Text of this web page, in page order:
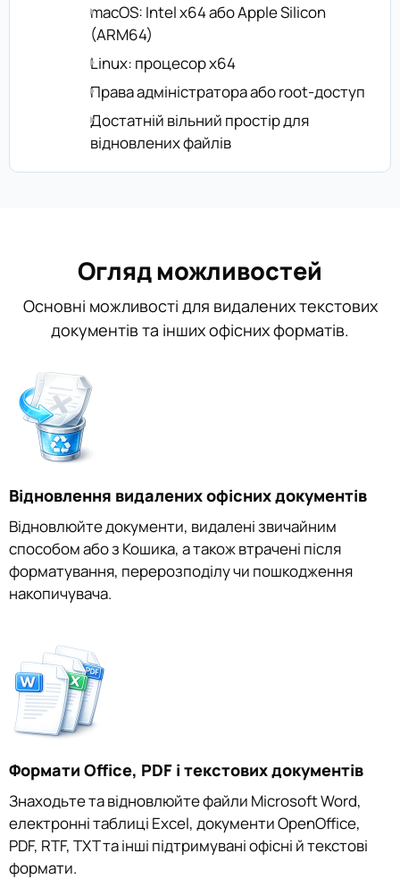
macOS: Intel x64 або Apple Silicon
(ARM64)
Linux: процесор x64
Права адміністратора або root-доступ
Достатній вільний простір для
відновлених файлів
Огляд можливостей
Основні можливості для видалених текстових
документів та інших офісних форматів.
Відновлення видалених офісних документів
Відновлюйте документи, видалені звичайним
способом або з Кошика, а також втрачені після
форматування, перерозподілу чи пошкодження
накопичувача.
Формати Office, PDF і текстових документів
Знаходьте та відновлюйте файли Microsoft Word,
електронні таблиці Excel, документи OpenOffice,
PDF, RTF, TXT та інші підтримувані офісні й текстові
формати.